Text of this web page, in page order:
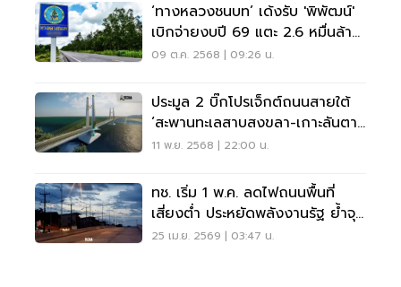
‘ทางหลวงชนบท’ เด้งรับ 'พิพัฒน์'
เบิกจ่ายงบปี 69 แตะ 2.6 หมื่นล้าน
ใน 4 เดือน
09 ต.ค. 2568 | 09:26 น.
ประมูล 2 บิ๊กโปรเจ็กต์ถนนสายใต้
‘สะพานทะเลสาบสงขลา-เกาะลันตา’
6.5 พันล้าน
11 พ.ย. 2568 | 22:00 น.
ทช. เริ่ม 1 พ.ค. ลดไฟถนนพื้นที่
เสี่ยงต่ำ ประหยัดพลังงานรัฐ ย้ำจุด
เสี่ยงยังเปิดปกติ
25 เม.ย. 2569 | 03:47 น.